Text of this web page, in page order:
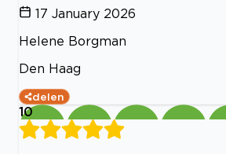
17 January 2026
Helene Borgman
Den Haag
delen
10